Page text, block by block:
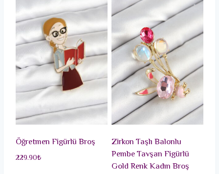
Öğretmen Figürlü Broş
229.90₺
Zirkon Taşlı Balonlu
Pembe Tavşan Figürlü
Gold Renk Kadın Broş